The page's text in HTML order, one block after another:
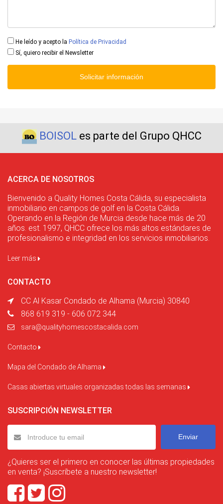
He leído y acepto la Política de Privacidad
Sí, quiero recibir el Newsletter
Solicitar información
BOISOLes parte del Grupo QHCC
ACERCA DE NOSOTROS
Bienvenido a Quality Homes Costa Cálida, su especialista
inmobiliario en campos de golf en la Costa Cálida.
Operando en la Región de Murcia desde hace más de 20
años. est. 1997, QHCC ofrece los más altos estándares de
profesionalismo e integridad en los servicios inmobiliarios.
Leer más
CONTACTO
CC Al Kasar Condado de Alhama (Murcia) 30840
868 619 319 - 606 072 344
sara@qualityhomescostacalida.com
Contacto
Mapa del Condado de Alhama
Casas abiertas virtuales organizadas todas las semanas
SUSCRIPCIÓN NEWSLETTER
Enviar
¿Quieres ser el primero en conocer las últimas propiedades
en venta? ¡Suscríbete a nuestro newsletter!